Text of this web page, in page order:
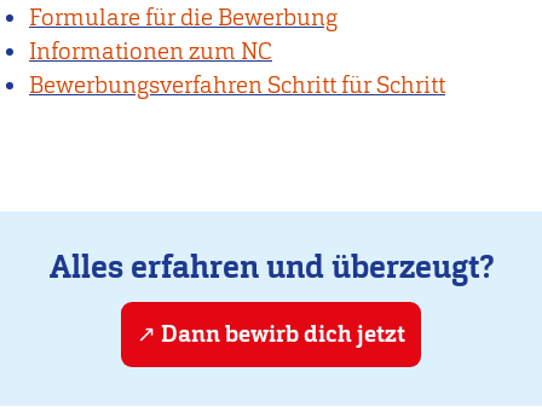
Formulare für die Bewerbung
Informationen zum NC
Bewerbungsverfahren Schritt für Schritt
Alles erfahren und überzeugt?
Dann bewirb dich jetzt